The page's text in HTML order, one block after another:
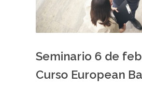
Seminario 6 de
Curso European